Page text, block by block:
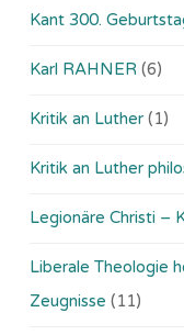
Kant 300.
Karl RAHNER (6)
Kritik an Luther (1)
Kritik an Luther
Legionäre Christi –
Liberale Theologie
Zeugnisse (11)